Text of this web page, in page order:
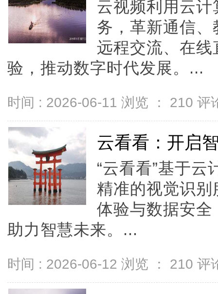
云视频利用云
务，革新通信
远程交流、在
验，推动数字时代发展。...
时间 : 2026-06-11 浏览 ： 210 评
云看看：开启
“云看看”基于
精准的视觉识
体验与数据安
助力智慧未来。...
时间 : 2026-06-12 浏览 ： 210 评